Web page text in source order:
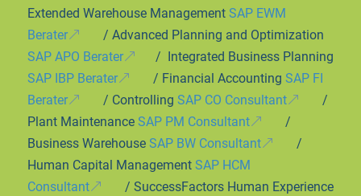
Extended Warehouse Management SAP EWM
Berater
/ Advanced Planning and Optimization
SAP APO Berater
/ Integrated Business Planning
SAP IBP Berater
/ Financial Accounting SAP FI
Berater
/ Controlling SAP CO Consultant
/
Plant Maintenance SAP PM Consultant
/
Business Warehouse SAP BW Consultant
/
Human Capital Management SAP HCM
Consultant
/ SuccessFactors Human Experience